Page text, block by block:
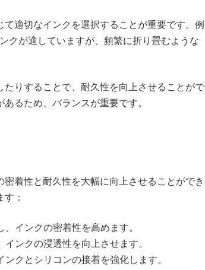
適切なインクを選択することが重要です。例
クが適していますが、頻繁に折り畳むような
りすることで、耐久性を向上させることがで
るため、バランスが重要です。
着性と耐久性を大幅に向上させることができ
：
インクの密着性を高めます。
ンクの浸透性を向上させます。
クとシリコンの接着を強化します。